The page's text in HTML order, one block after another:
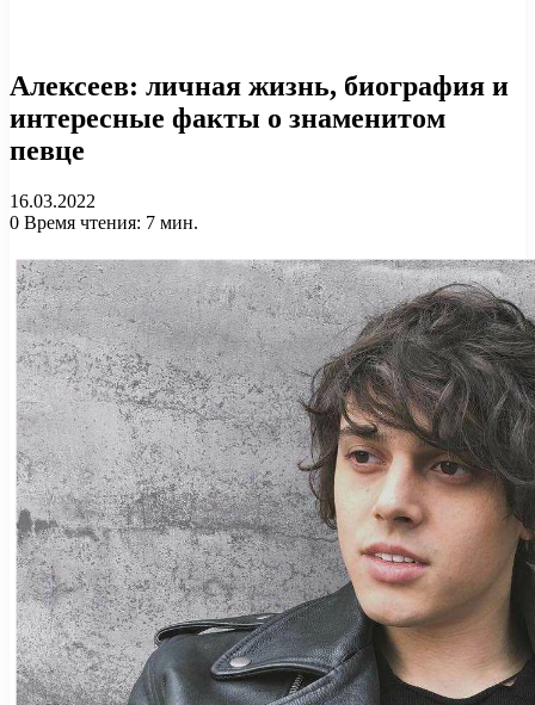
Алексеев: личная жизнь, биография и
интересные факты о знаменитом
певце
16.03.2022
0 Время чтения: 7 мин.